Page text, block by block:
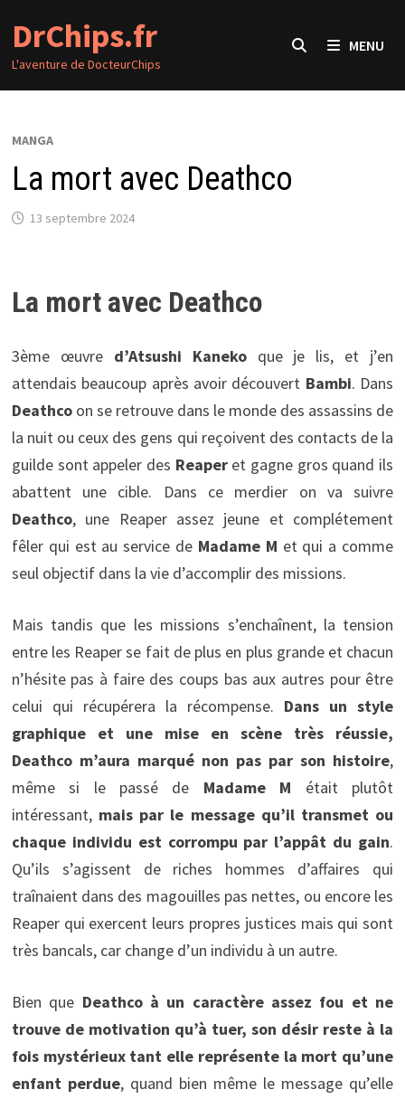
contenu
DrChips.fr
L'aventure de DocteurChips
MENU
MANGA
La mort avec Deathco
13 septembre 2024
La mort avec Deathco
3ème œuvre d’Atsushi Kanekoque je lis, et j’en
attendais beaucoup après avoir découvert Bambi. Dans
Deathco on se retrouve dans le monde des assassins de
la nuit ou ceux des gens qui reçoivent des contacts de la
guilde sont appeler des Reaper et gagne gros quand ils
abattent une cible. Dans ce merdier on va suivre
Deathco, une Reaper assez jeune et complétement
fêler qui est au service de Madame M et qui a comme
seul objectif dans la vie d’accomplir des missions.
Mais tandis que les missions s’enchaînent, la tension
entre les Reaper se fait de plus en plus grande et chacun
n’hésite pas à faire des coups bas aux autres pour être
celui qui récupérera la récompense. Dans un style
graphique et une mise en scène très réussie,
Deathco m’aura marqué non pas par son histoire,
même si le passé de Madame M était plutôt
intéressant, mais par le message qu’il transmet ou
chaque individu est corrompu par l’appât du gain.
Qu’ils s’agissent de riches hommes d’affaires qui
traînaient dans des magouilles pas nettes, ou encore les
Reaper qui exercent leurs propres justices mais qui sont
très bancals, car change d’un individu à un autre.
Bien que Deathco à un caractère assez fou et ne
trouve de motivation qu’à tuer, son désir reste à la
fois mystérieux tant elle représente la mort qu’une
enfant perdue, quand bien même le message qu’elle